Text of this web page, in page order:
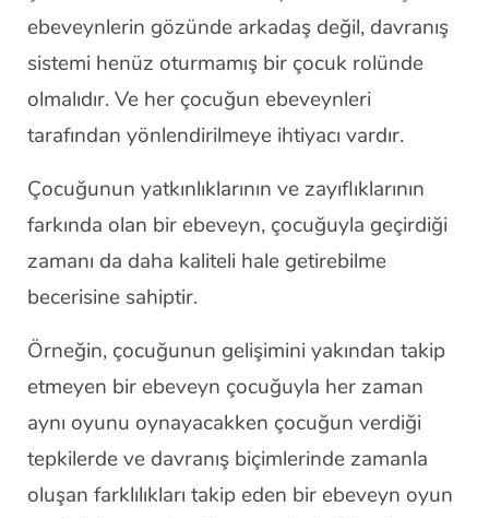
ebeveynlerin gözünde arkadaş değil, davranış
sistemi henüz oturmamış bir çocuk rolünde
olmalıdır. Ve her çocuğun ebeveynleri
tarafından yönlendirilmeye ihtiyacı vardır.
Çocuğunun yatkınlıklarının ve zayıflıklarının
farkında olan bir ebeveyn, çocuğuyla geçirdiği
zamanı da daha kaliteli hale getirebilme
becerisine sahiptir.
Örneğin, çocuğunun gelişimini yakından takip
etmeyen bir ebeveyn çocuğuyla her zaman
aynı oyunu oynayacakken çocuğun verdiği
tepkilerde ve davranış biçimlerinde zamanla
oluşan farklılıkları takip eden bir ebeveyn oyun